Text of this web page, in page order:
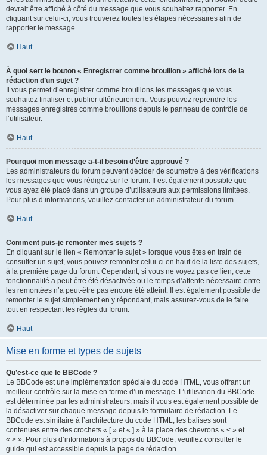
devrait être affiché à côté du message que vous souhaitez rapporter. En
cliquant sur celui-ci, vous trouverez toutes les étapes nécessaires afin de
rapporter le message.
Haut
À quoi sert le bouton « Enregistrer comme brouillon » affiché lors de la
rédaction d’un sujet ?
Il vous permet d’enregistrer comme brouillons les messages que vous
souhaitez finaliser et publier ultérieurement. Vous pouvez reprendre les
messages enregistrés comme brouillons depuis le panneau de contrôle de
l’utilisateur.
Haut
Pourquoi mon message a-t-il besoin d’être approuvé ?
Les administrateurs du forum peuvent décider de soumettre à des vérifications
les messages que vous rédigez sur le forum. Il est également possible que
vous ayez été placé dans un groupe d’utilisateurs aux permissions limitées.
Pour plus d’informations, veuillez contacter un administrateur du forum.
Haut
Comment puis-je remonter mes sujets ?
En cliquant sur le lien « Remonter le sujet » lorsque vous êtes en train de
consulter un sujet, vous pouvez remonter celui-ci en haut de la liste des sujets,
à la première page du forum. Cependant, si vous ne voyez pas ce lien, cette
fonctionnalité a peut-être été désactivée ou le temps d’attente nécessaire entre
les remontées n’a peut-être pas encore été atteint. Il est également possible de
remonter le sujet simplement en y répondant, mais assurez-vous de le faire
tout en respectant les règles du forum.
Haut
Mise en forme et types de sujets
Qu’est-ce que le BBCode ?
Le BBCode est une implémentation spéciale du code HTML, vous offrant un
meilleur contrôle sur la mise en forme d’un message. L’utilisation du BBCode
est déterminée par les administrateurs, mais il vous est également possible de
la désactiver sur chaque message depuis le formulaire de rédaction. Le
BBCode est similaire à l’architecture du code HTML, les balises sont
contenues entre des crochets « [ » et « ] » à la place des chevrons « < » et
« > ». Pour plus d’informations à propos du BBCode, veuillez consulter le
guide qui est accessible depuis la page de rédaction.